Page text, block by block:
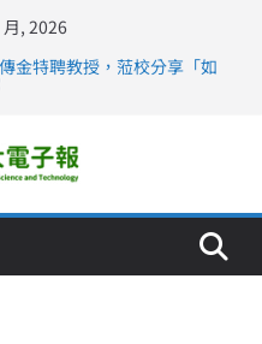
, 2026
金特聘教授，蒞校分享「如
》醫學大學第5名 辦學實力再
菲、印頂尖大學跨國合作
馬尼亞歐洲盃國際發明展雙
與護理教育創新獲國際肯定